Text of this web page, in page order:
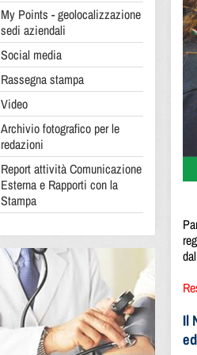
My Points - geolocalizzazione
sedi aziendali
Social media
Rassegna stampa
Video
Archivio fotografico per le
redazioni
Report attività Comunicazione
Esterna e Rapporti con la
Stampa
Il